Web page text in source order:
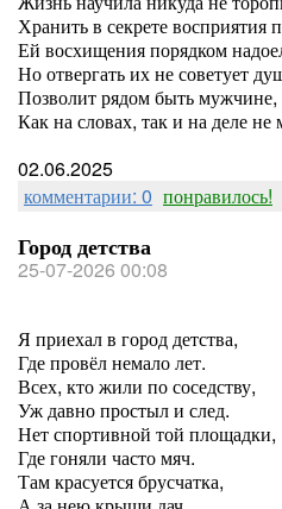
Хранить в секрете восприятия
Ей восхищения порядком
Но отвергать их не советует
Позволит рядом быть мужчине,
Как на словах, так и на деле не
02.06.2025
комментарии: 0 понравилось!
Город детства
25-07-2026 00:08
Я приехал в город детства,
Где провёл немало лет.
Всех, кто жили по соседству,
Уж давно простыл и след.
Нет спортивной той площадки,
Где гоняли часто мяч.
Там красуется брусчатка,